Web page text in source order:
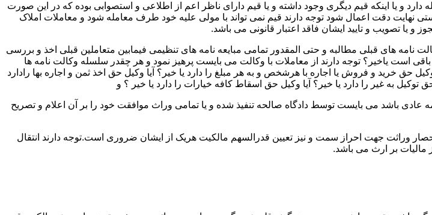
و یا اینکه قیم دیگری وجود داشته و یا قیم دارای ناظر اعم از اطلاعی و استصوابی بوده که در این صورت
نهایت دقت اعمال شود توجه دارند قیم نمی تواند با مولی علیه خود طرف معامله شود و معاملات املاک
یا تصویب و تایید ایشان فاقد اعتبار قانونی می باشد.
های قبلی مطالبه و حتی المقدور تمامی مبایعه نامه های تنظیمی فیمابین متعاملین قبلی اخذ و بررسی
است یاخیر؟ توجه دارند از معاملات با وکالت می بایست پرهیز نمود و هر چقدر سلسله وکالت نامه ها
خرید و فروش یا اجاره با هرشخص و به هر مبلغ را دارد یا خیر؟ آیا وکیل حق اخذ ثمن و اجاره بها رادارد
توکیل به غیر را دارد یا خیر؟ آیا وکیل حق اسقاط کافه خیارات را دارد یا خیر ؟ و
باشد می بایست توسط دادگاه صالحه تنفیذ شده و یا تمامی وراث موافقت خود را بر آن اعلام و تصریح
وراثت جهت احراز سمت و نیز تعیین قدرالسهم مالکیت هریک از ایشان ضروری است.توجه دارند انتقال
مالیات بر ارث می باشد.